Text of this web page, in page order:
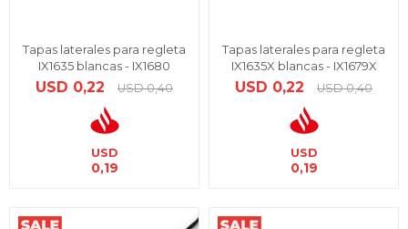
Tapas laterales para regleta
IX1635 blancas - IX1680
USD 0,22 USD 0,40
USD
0,19
Tapas laterales para regleta
IX1635X blancas - IX1679X
USD 0,22 USD 0,40
USD
0,19